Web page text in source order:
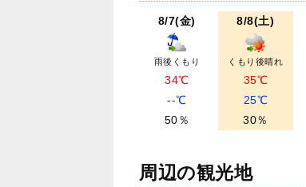
8/7(金)
雨後くもり
34℃
--℃
50％
8/8(土)
くもり後晴れ
35℃
25℃
30％
周辺の観光地